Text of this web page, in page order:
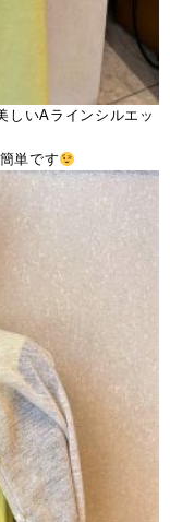
しいAラインシルエッ
単です